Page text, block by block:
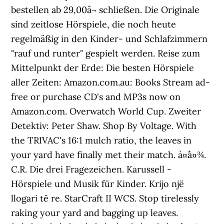
bestellen ab 29,00â¬ schließen. Die Originale
sind zeitlose Hörspiele, die noch heute
regelmäßig in den Kinder- und Schlafzimmern
"rauf und runter" gespielt werden. Reise zum
Mittelpunkt der Erde: Die besten Hörspiele
aller Zeiten: Amazon.com.au: Books Stream ad-
free or purchase CD's and MP3s now on
Amazon.com. Overwatch World Cup. Zweiter
Detektiv: Peter Shaw. Shop By Voltage. With
the TRIVAC's 16:1 mulch ratio, the leaves in
your yard have finally met their match. à¤¯à¤¾.
C.R. Die drei Fragezeichen. Karussell -
Hörspiele und Musik für Kinder. Krijo një
llogari të re. StarCraft II WCS. Stop tirelessly
raking your yard and bagging up leaves.